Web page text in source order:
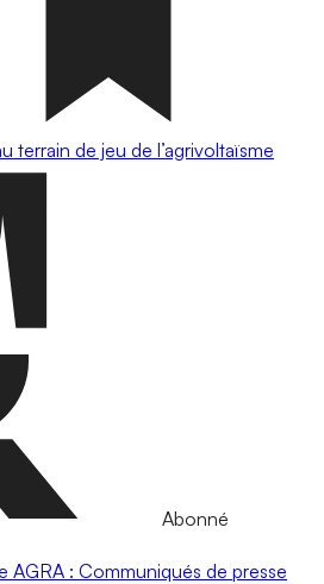
terrain de jeu de l’agrivoltaïsme
Abonné
AGRA : Communiqués de presse